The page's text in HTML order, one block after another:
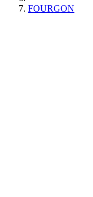
FOURGON